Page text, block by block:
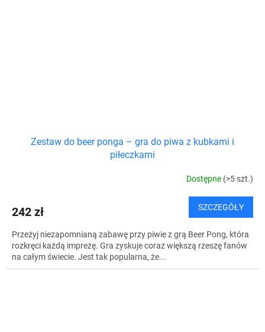
Zestaw do beer ponga – gra do piwa z kubkami i
piłeczkami
Dostępne (>5 szt.)
242 zł SZCZEGÓŁY
Przeżyj niezapomnianą zabawę przy piwie z grą Beer Pong, która
rozkręci każdą imprezę. Gra zyskuje coraz większą rzeszę fanów
na całym świecie. Jest tak popularna, że...